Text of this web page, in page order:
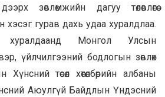
зөвлөмжийн дагуу төлөвлөгөө
гурав дахь удаа хуралдлаа.
Монгол Улсын
үйлчилгээний бодлогын зөвлөх
төсөл хөтөлбөрийн албаны
Аюулгүй Байдлын Үндэсний